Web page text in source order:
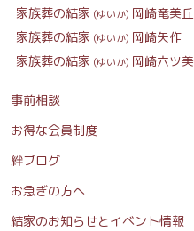
家族葬の結家 (ゆいか) 岡崎竜美丘
家族葬の結家 (ゆいか) 岡崎矢作
家族葬の結家 (ゆいか) 岡崎六ツ美
事前相談
お得な会員制度
絆ブログ
お急ぎの方へ
結家のお知らせとイベント情報